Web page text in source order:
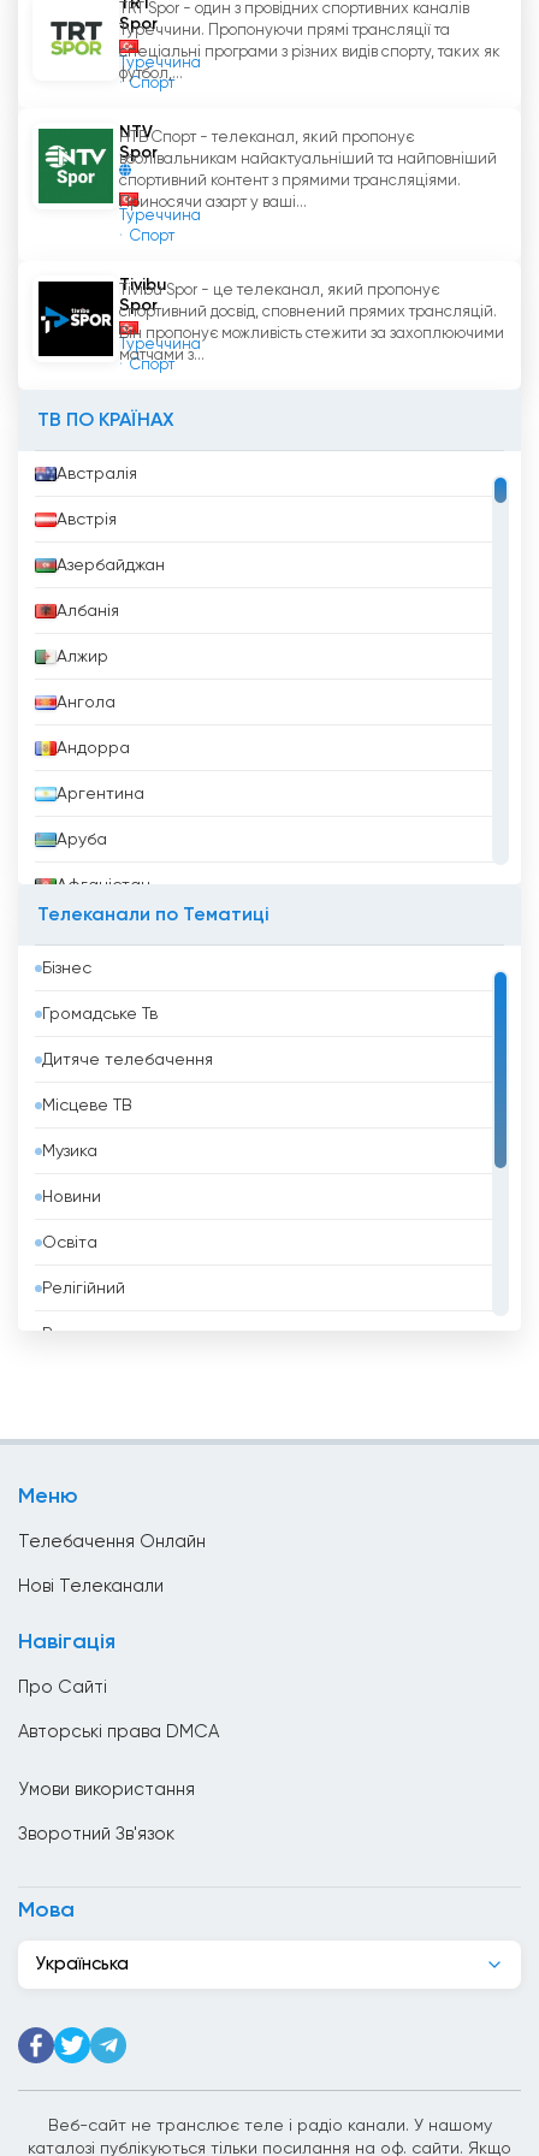
Отже, Düzce TV - це телеканал, який прагне
тримати руку на пульсі новин і надавати своїм
глядачам інформативні передачі. Глядачам
подаються новини, підготовлені відповідно до
принципів точності та неупередженості. Канал
організовує програми на основі різних
принципів і пропонує глядачам широкий спектр
контенту. Düzce Tv служить глядачам якісним
підходом до мовлення.
Düzce TV Дивіться пряму трансляцію
зараз онлайн
TRT
Spor
Туреччина
Спорт
TRT Spor - один з провідних спортивних каналів
Туреччини. Пропонуючи прямі трансляції та
спеціальні програми з різних видів спорту, таких як
футбол,...
NTV
Spor
Туреччина
Спорт
НТВ Спорт - телеканал, який пропонує
вболівальникам найактуальніший та найповніший
спортивний контент з прямими трансляціями.
Приносячи азарт у ваші...
Tivibu
Spor
Туреччина
Спорт
Tivibu Spor - це телеканал, який пропонує
спортивний досвід, сповнений прямих трансляцій.
Він пропонує можливість стежити за захоплюючими
матчами з...
ТВ ПО КРАЇНАХ
Австралія
Австрія
Азербайджан
Албанія
Алжир
Ангола
Андорра
Аргентина
Аруба
Афганістан
Барбадос
Бахрейн
Беліз
Бельгія
Бенін
Білорусь
Болгарія
Болівія
Гана
Гватемала
Грузія
Джибуті
Телеканали по Тематиці
Бізнес
Громадське Тв
Дитяче телебачення
Місцеве ТВ
Музика
Новини
Освіта
Релігійний
Розваги
Меню
Телебачення Онлайн
Нові Телеканали
Навігація
Про Сайті
Авторські права DMCA
Умови використання
Зворотний Зв'язок
Мова
Українська
Веб-сайт не транслює теле і радіо канали. У нашому
каталозі публікуються тільки посилання на оф. сайти. Якщо